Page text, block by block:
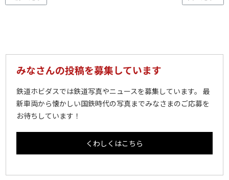
みなさんの投稿を募集しています
鉄道ホビダスでは鉄道写真やニュースを募集しています。 最
新車両から懐かしい国鉄時代の写真までみなさまのご応募を
お待ちしています！
くわしくはこちら